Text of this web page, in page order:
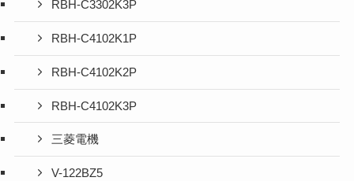
RBH-C3302K3P
RBH-C4102K1P
RBH-C4102K2P
RBH-C4102K3P
三菱電機
V-122BZ5